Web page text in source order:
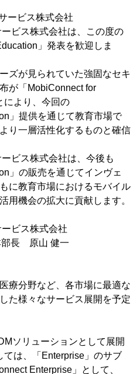
ービス株式会社
ビス株式会社は、この度の
」発表を歓迎しま
ズが見られていた強固なセキ
が「MobiConnect for
により、今回の
」提供を通じて教育市場で
り一層活性化するものと確信
ビス株式会社は、今後も
」の販売を通じてインヴェ
に教育市場におけるモバイル
用機会の拡大に貢献します。
ビス株式会社
長 原山 健一
療分野など、各市場に最適な
た様々なサービス展開を予定
ソリューションとして展開
ては、「Enterprise」のサブ
Enterprise」として、